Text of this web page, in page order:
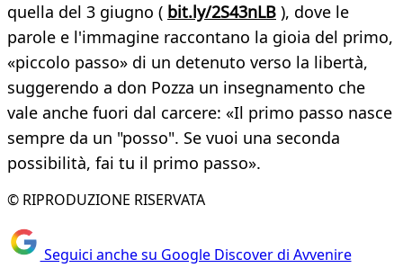
quella del 3 giugno ( bit.ly/2S43nLB ), dove le
parole e l'immagine raccontano la gioia del primo,
«piccolo passo» di un detenuto verso la libertà,
suggerendo a don Pozza un insegnamento che
vale anche fuori dal carcere: «Il primo passo nasce
sempre da un "posso". Se vuoi una seconda
possibilità, fai tu il primo passo».
© RIPRODUZIONE RISERVATA
Seguici anche su Google Discover di Avvenire